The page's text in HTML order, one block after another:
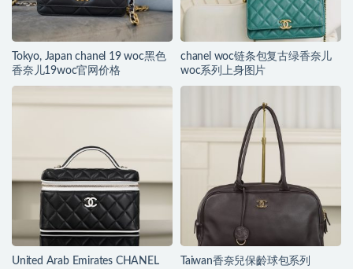
Tokyo, Japan chanel 19 woc黑色
香奈儿19woc官网价格
chanel woc链条包复古绿香奈儿
woc系列上身图片
United Arab Emirates CHANEL
Taiwan香奈兒保齡球包系列